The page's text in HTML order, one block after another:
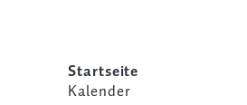
Startseite
Kalender